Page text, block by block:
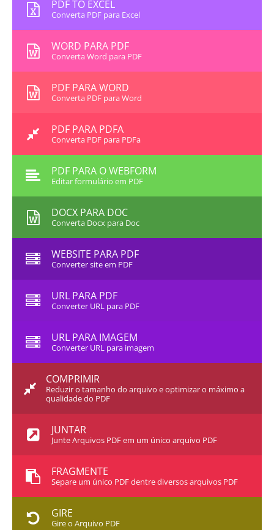
PDF TO EXCEL
Converta PDF para Excel
WORD PARA PDF
Converta Word para PDF
PDF PARA WORD
Converta PDF para Word
PDF PARA PDFA
Converta PDF para PDFa
PDF PARA O WEBFORM
Editar formulário em PDF
DOCX PARA DOC
Converta Docx para Doc
WEBSITE PARA PDF
Converter site em PDF
URL PARA PDF
Converter URL para PDF
URL PARA IMAGEM
Converter URL para imagem
COMPRIMIR
Reduzir o tamanho do arquivo e optimizar o máximo a
qualidade do PDF
JUNTAR
Junte Arquivos PDF em um único arquivo PDF
FRAGMENTE
Separe um único PDF dentre diversos arquivos PDF
GIRE
Gire o Arquivo PDF